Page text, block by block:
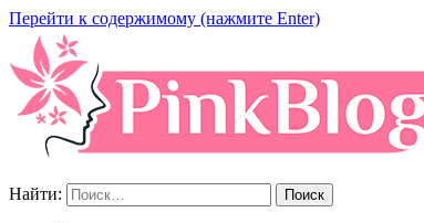
Перейти к содержимому (нажмите Enter)
Найти: